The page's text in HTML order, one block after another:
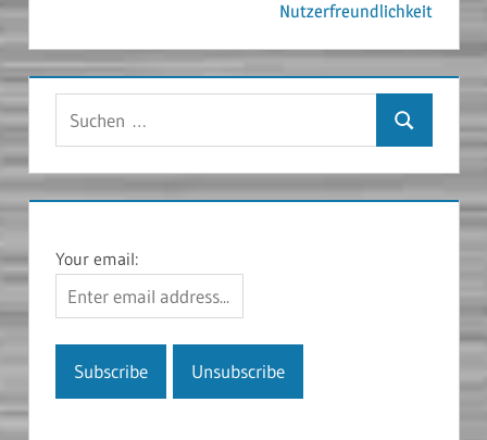
Nutzerfreundlichkeit
Suchen
Your email: